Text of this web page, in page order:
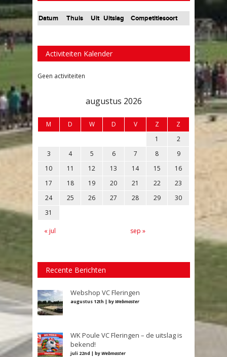
Datum Thuis Uit Uitslag Competitiesoort
Activiteiten Kalender
Geen activiteiten
augustus 2026
M D W D V Z
Z
1
2
3
4 5 6 7 8
9
10
11 12 13 14 15
16
17
18 19 20 21 22
23
24
25 26 27 28 29
30
31
« jul sep »
Recente Berichten
Webshop VC Fleringen
augustus 12th | byWebmaster
WK Poule VC Fleringen – de uitslag is
bekend!
juli 22nd | byWebmaster